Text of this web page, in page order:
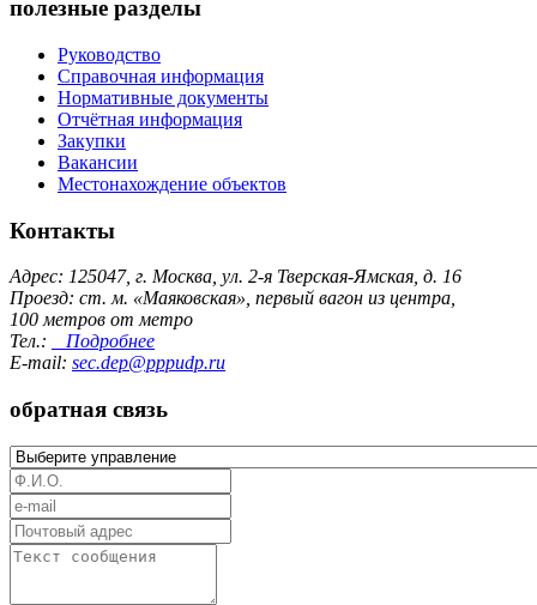
полезные разделы
Руководство
Справочная информация
Нормативные документы
Отчётная информация
Закупки
Вакансии
Местонахождение объектов
Контакты
Адрес: 125047, г. Москва, ул. 2-я Тверская-Ямская, д. 16
Проезд: ст. м. «Маяковская», первый вагон из центра,
100 метров от метро
Тел.:
Подробнее
E-mail: sec.dep@pppudp.ru
обратная связь